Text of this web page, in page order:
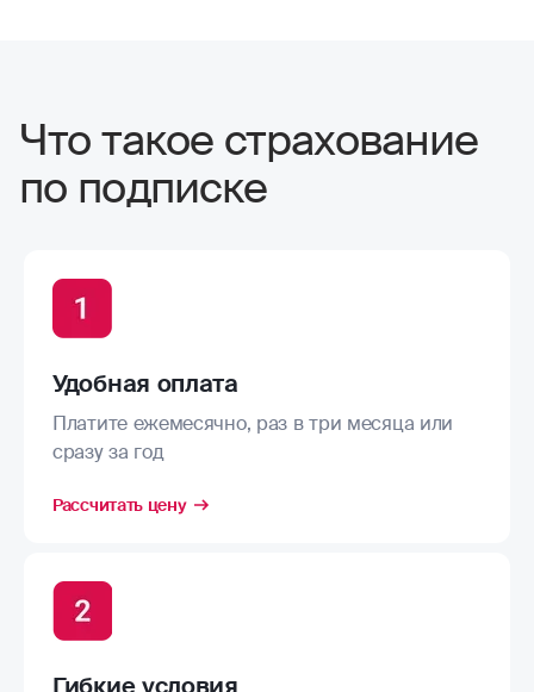
Что такое страхование
по подписке
Удобная оплата
Платите ежемесячно, раз в три месяца или
сразу за год
Рассчитать цену